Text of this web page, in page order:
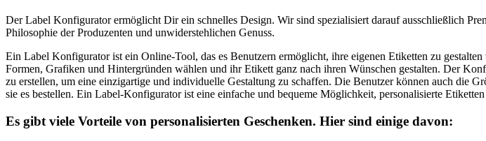
Der Label Konfigurator ermöglicht Dir ein schnelles Design. Wir sind spezialisiert darauf ausschließlich
Philosophie der Produzenten und unwiderstehlichen Genuss.
Ein Label Konfigurator ist ein Online-Tool, das es Benutzern ermöglicht, ihre eigenen Etiketten zu
Formen, Grafiken und Hintergründen wählen und ihr Etikett ganz nach ihren Wünschen gestalten. Der
zu erstellen, um eine einzigartige und individuelle Gestaltung zu schaffen. Die Benutzer können auch die
sie es bestellen. Ein Label-Konfigurator ist eine einfache und bequeme Möglichkeit, personalisierte
Es gibt viele Vorteile von personalisierten Geschenken. Hier sind einige davon: